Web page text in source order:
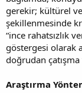
gerekir; kültürel
şekillenmesinde
“ince rahatsızlık
göstergesi olarak
doğrudan
Araştırma